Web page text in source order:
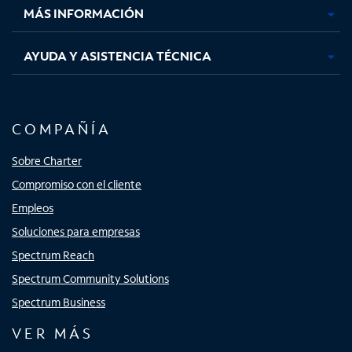
MÁS INFORMACIÓN
AYUDA Y ASISTENCIA TÉCNICA
COMPAÑÍA
Sobre Charter
Compromiso con el cliente
Empleos
Soluciones para empresas
Spectrum Reach
Spectrum Community Solutions
Spectrum Business
VER MÁS